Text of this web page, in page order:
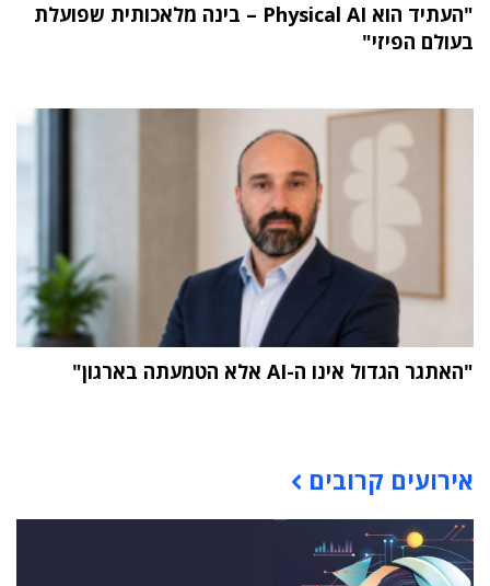
"העתיד הוא Physical AI – בינה מלאכותית שפועלת
בעולם הפיזי"
"האתגר הגדול אינו ה-AI אלא הטמעתה בארגון"
אירועים קרובים